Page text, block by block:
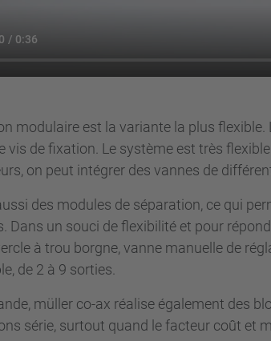
modulaire est la variante la plus
vis de fixation. Le système est très
on peut intégrer des vannes de
des modules de séparation, ce qui
Dans un souci de flexibilité et pour
à trou borgne, vanne manuelle de
de 2 à 9 sorties.
müller co-ax réalise également des
série, surtout quand le facteur coût et